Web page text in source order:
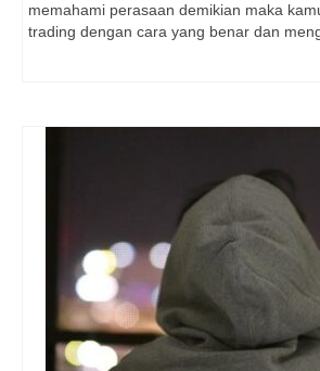
memahami perasaan demikian maka
trading dengan cara yang benar dan